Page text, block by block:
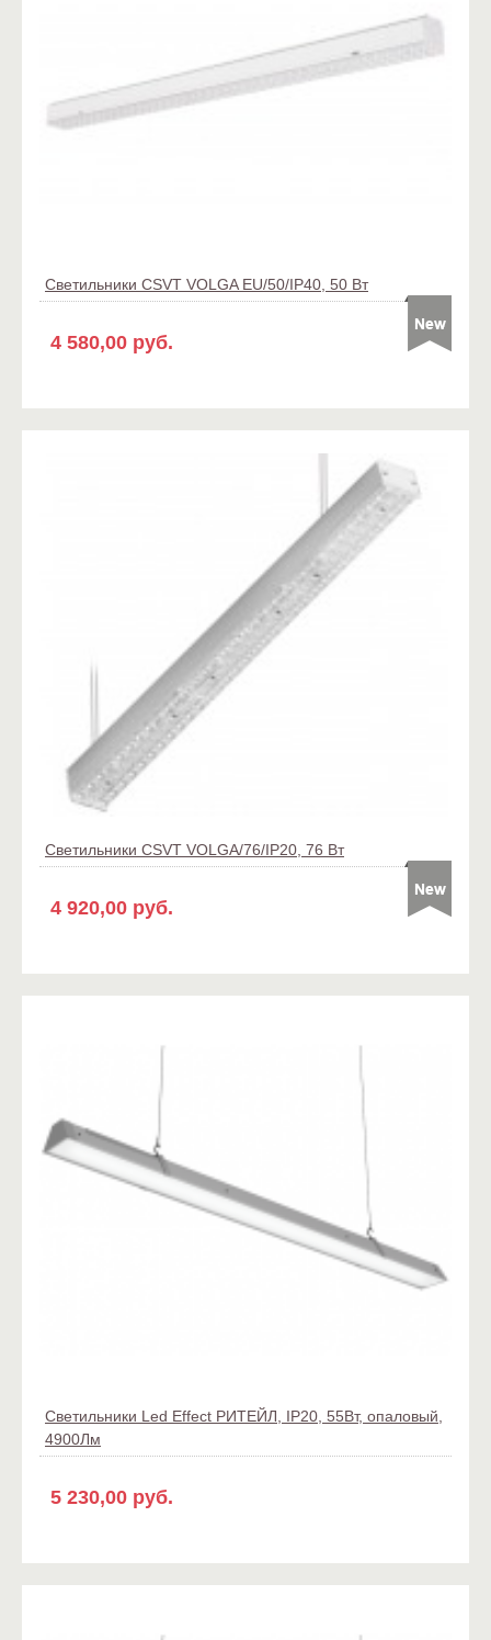
Светильники CSVT VOLGA EU/50/IP40, 50 Вт
4 580,00 руб.
Светильники CSVT VOLGA/76/IP20, 76 Вт
4 920,00 руб.
Светильники Led Effect РИТЕЙЛ, IP20, 55Вт, опаловый,
4900Лм
5 230,00 руб.